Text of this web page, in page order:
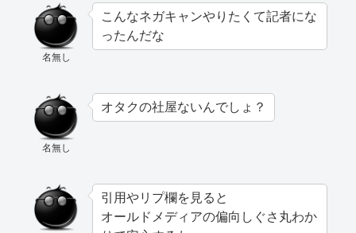
名無し
こんなネガキャンやりたくて記者にな
ったんだな
名無し
オタクの社屋ないんでしょ？
引用やリプ欄を見ると
オールドメディアの偏向しぐさ丸わか